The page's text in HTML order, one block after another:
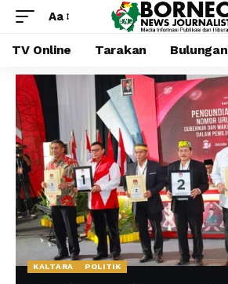
Aa
TV Online Tarakan Bulungan
KALTARA POLITIK